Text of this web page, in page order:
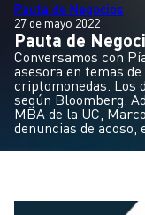
Pauta de Negocios
27 de mayo 2022
Pauta de
Conversamos con
asesora en temas
criptomonedas. Los
según Bloomberg.
MBA de la UC,
denuncias de acoso,